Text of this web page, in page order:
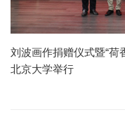
刘波画作捐赠仪式暨“
北京大学举行